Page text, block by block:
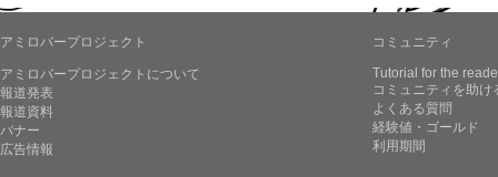
アミロバープロジェクト
アミロバープロジェクトについて
報道発表
報道資料
バナー
広告情報
コミュニティ
Tutorial for the
コミュニティを助け
よくある質問
経験値・ゴールド
利用期間